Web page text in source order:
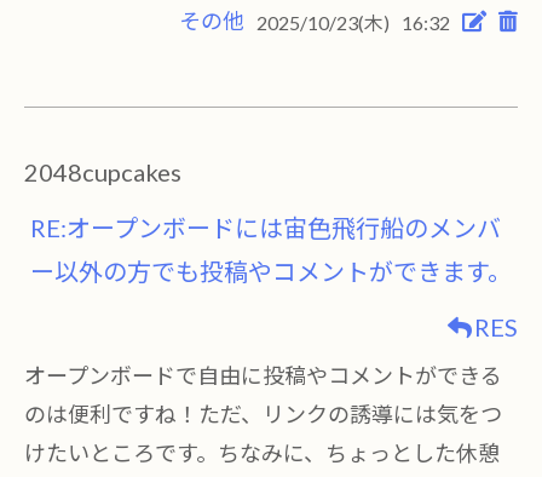
その他 2025/10/23(木) 16:32
2048cupcakes
RE:オープンボードには宙色飛行船のメンバ
ー以外の方でも投稿やコメントができます。
RES
オープンボードで自由に投稿やコメントができる
のは便利ですね！ただ、リンクの誘導には気をつ
けたいところです。ちなみに、ちょっとした休憩